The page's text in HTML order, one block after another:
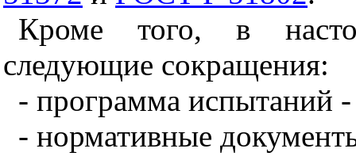
Кроме того, в
следующие сокращения:
- программа испытаний
- нормативные